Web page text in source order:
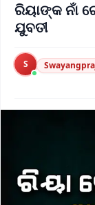
ରିୟାଙ୍କ ନାଁ
ଯୁବତୀ
S